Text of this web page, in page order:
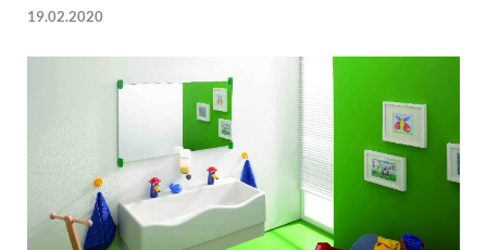
19.02.2020